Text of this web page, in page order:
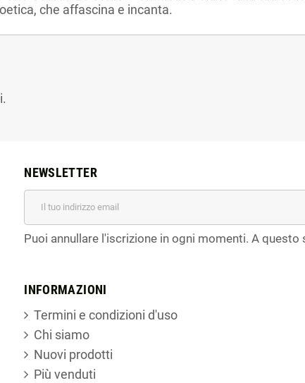
che affascina e incanta.
NEWSLETTER
Puoi annullare l'iscrizione in ogni momenti. A
INFORMAZIONI
Termini e condizioni d'uso
Chi siamo
Nuovi prodotti
Più venduti